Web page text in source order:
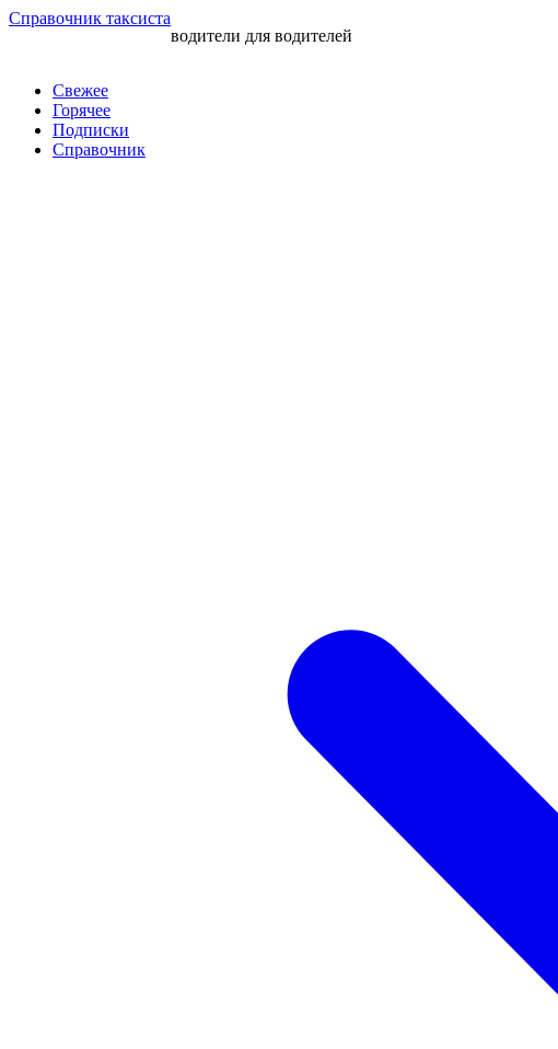
Перейти
Справочник таксиста
водители для водителей
Свежее
Горячее
Подписки
Справочник